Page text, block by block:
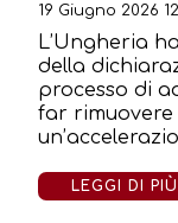
19 Giugno 2026
L’Ungheria
della
processo di
far rimuovere
LEGGI DI PIÙ